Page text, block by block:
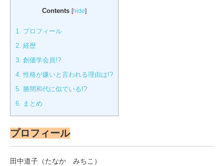
Contents [hide]
1. プロフィール
2. 経歴
3. 創価学会員!?
4. 性格が嫌いと言われる理由は!?
5. 勝間和代に似ている!?
6. まとめ
プロフィール
田中道子（たなか みちこ）